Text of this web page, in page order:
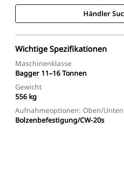
Händler
Wichtige Spezifikationen
Maschinenklasse
Bagger 11–16 Tonnen
Gewicht
556 kg
Aufnahmeoptionen: Oben/unten
Bolzenbefestigung/CW-20s